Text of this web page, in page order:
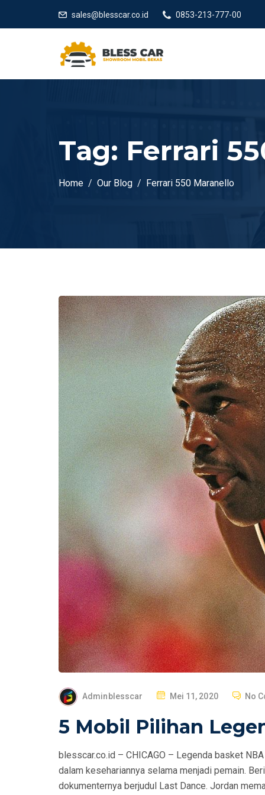
sales@blesscar.co.id 0853-213-777-00
Tag: Ferrari
Home Our Blog Ferrari 550 Maranello
Adminblesscar
P
S
E
D
O
Mei 11, 2020 No
5 Mobil Pilihan
blesscar.co.id – CHICAGO – Legenda basket
dalam kesehariannya selama menjadi pemain.
dokumenternya berjudul Last Dance. Jordan